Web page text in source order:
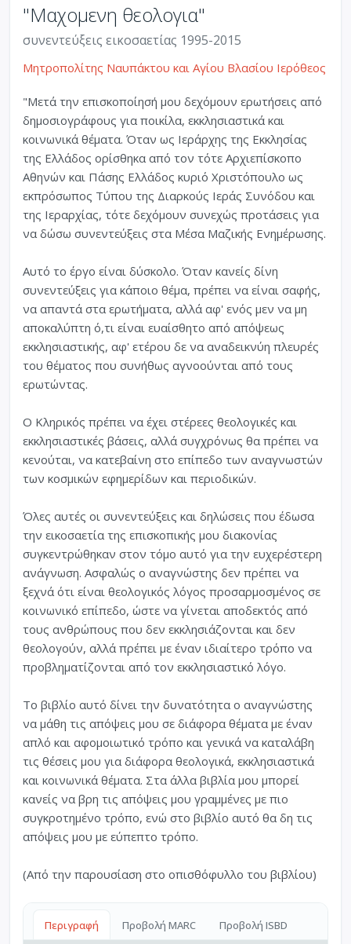
"Μαχομενη θεολογια"
συνεντεύξεις εικοσαετίας 1995-2015
Μητροπολίτης Ναυπάκτου και Αγίου Βλασίου Ιερόθεος
"Μετά την επισκοποίησή μου δεχόμουν ερωτήσεις από
δημοσιογράφους για ποικίλα, εκκλησιαστικά και
κοινωνικά θέματα. Όταν ως Ιεράρχης της Εκκλησίας
της Ελλάδος ορίσθηκα από τον τότε Αρχιεπίσκοπο
Αθηνών και Πάσης Ελλάδος κυριό Χριστόπουλο ως
εκπρόσωπος Τύπου της Διαρκούς Ιεράς Συνόδου και
της Ιεραρχίας, τότε δεχόμουν συνεχώς προτάσεις για
να δώσω συνεντεύξεις στα Μέσα Μαζικής Ενημέρωσης.
Αυτό το έργο είναι δύσκολο. Όταν κανείς δίνη
συνεντεύξεις για κάποιο θέμα, πρέπει να είναι σαφής,
να απαντά στα ερωτήματα, αλλά αφ' ενός μεν να μη
αποκαλύπτη ό,τι είναι ευαίσθητο από απόψεως
εκκλησιαστικής, αφ' ετέρου δε να αναδεικνύη πλευρές
του θέματος που συνήθως αγνοούνται από τους
ερωτώντας.
Ο Κληρικός πρέπει να έχει στέρεες θεολογικές και
εκκλησιαστικές βάσεις, αλλά συγχρόνως θα πρέπει να
κενούται, να κατεβαίνη στο επίπεδο των αναγνωστών
των κοσμικών εφημερίδων και περιοδικών.
Όλες αυτές οι συνεντεύξεις και δηλώσεις που έδωσα
την εικοσαετία της επισκοπικής μου διακονίας
συγκεντρώθηκαν στον τόμο αυτό για την ευχερέστερη
ανάγνωση. Ασφαλώς ο αναγνώστης δεν πρέπει να
ξεχνά ότι είναι θεολογικός λόγος προσαρμοσμένος σε
κοινωνικό επίπεδο, ώστε να γίνεται αποδεκτός από
τους ανθρώπους που δεν εκκλησιάζονται και δεν
θεολογούν, αλλά πρέπει με έναν ιδιαίτερο τρόπο να
προβληματίζονται από τον εκκλησιαστικό λόγο.
Το βιβλίο αυτό δίνει την δυνατότητα ο αναγνώστης
να μάθη τις απόψεις μου σε διάφορα θέματα με έναν
απλό και αφομοιωτικό τρόπο και γενικά να καταλάβη
τις θέσεις μου για διάφορα θεολογικά, εκκλησιαστικά
και κοινωνικά θέματα. Στα άλλα βιβλία μου μπορεί
κανείς να βρη τις απόψεις μου γραμμένες με πιο
συγκροτημένο τρόπο, ενώ στο βιβλίο αυτό θα δη τις
απόψεις μου με εύπεπτο τρόπο.
(Από την παρουσίαση στο οπισθόφυλλο του βιβλίου)
Περιγραφή Προβολή MARC Προβολή ISBD